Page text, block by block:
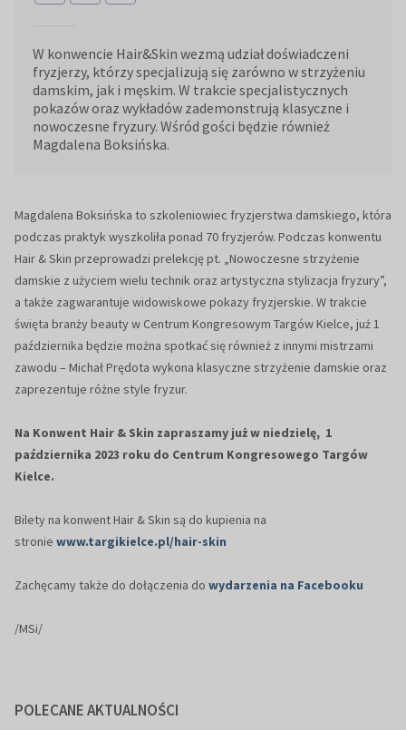
W konwencie Hair&Skin wezmą udział doświadczeni
fryzjerzy, którzy specjalizują się zarówno w strzyżeniu
damskim, jak i męskim. W trakcie specjalistycznych
pokazów oraz wykładów zademonstrują klasyczne i
nowoczesne fryzury. Wśród gości będzie również
Magdalena Boksińska.
Magdalena Boksińska to szkoleniowiec fryzjerstwa damskiego, która
podczas praktyk wyszkoliła ponad 70 fryzjerów. Podczas konwentu
Hair & Skin przeprowadzi prelekcję pt. „Nowoczesne strzyżenie
damskie z użyciem wielu technik oraz artystyczna stylizacja fryzury”,
a także zagwarantuje widowiskowe pokazy fryzjerskie. W trakcie
święta branży beauty w Centrum Kongresowym Targów Kielce, już 1
października będzie można spotkać się również z innymi mistrzami
zawodu – Michał Prędota wykona klasyczne strzyżenie damskie oraz
zaprezentuje różne style fryzur.
Na Konwent Hair & Skin zapraszamy już w niedzielę, 1
października 2023 roku do Centrum Kongresowego Targów
Kielce.
Bilety na konwent Hair & Skin są do kupienia na
stronie www.targikielce.pl/hair-skin
Zachęcamy także do dołączenia do wydarzenia na Facebooku
/MSi/
POLECANE AKTUALNOŚCI